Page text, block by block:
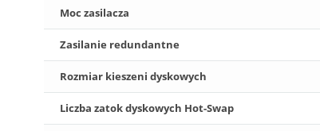
Moc zasilacza
Zasilanie redundantne
Rozmiar kieszeni dyskowych
Liczba zatok dyskowych Hot-Swap